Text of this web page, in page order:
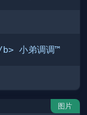
小弟调调™
图片